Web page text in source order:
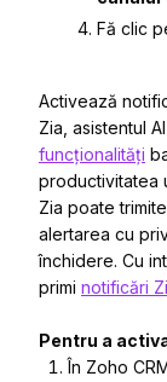
Fă clic
Activează
Zia, asistentul
funcționalități
productivitatea
Zia poate
alertarea cu
închidere. Cu
primi notificări
Pentru a
În Zoho